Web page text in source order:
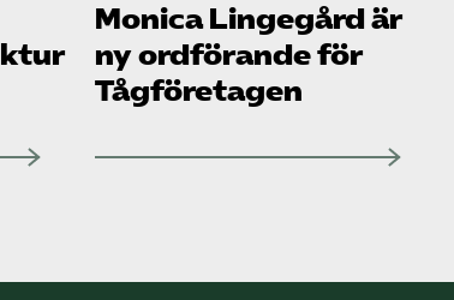
Monica Lingegård är
ny ordförande för
Tåg­företagen